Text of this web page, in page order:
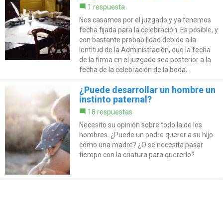
1 respuesta
Nos casamos por el juzgado y ya tenemos
fecha fijada para la celebración. Es posible, y
con bastante probabilidad debido a la
lentitud de la Administración, que la fecha
de la firma en el juzgado sea posterior a la
fecha de la celebración de la boda....
¿Puede desarrollar un hombre un
instinto paternal?
18 respuestas
Necesito su opinión sobre todo la de los
hombres. ¿Puede un padre querer a su hijo
como una madre? ¿O se necesita pasar
tiempo con la criatura para quererlo?